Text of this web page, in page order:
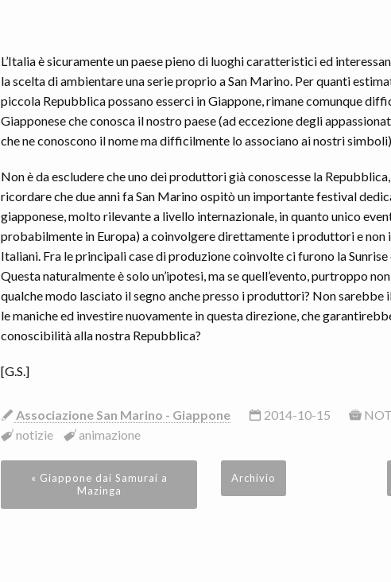
L’Italia è sicuramente un paese pieno di luoghi caratteristici ed
la scelta di ambientare una serie proprio a San Marino. Per quanti
piccola Repubblica possano esserci in Giappone, rimane comunque
Giapponese che conosca il nostro paese (ad eccezione degli
che ne conoscono il nome ma difficilmente lo associano ai nostri
Non è da escludere che uno dei produttori già conoscesse la
ricordare che due anni fa San Marino ospitò un importante festival
giapponese, molto rilevante a livello internazionale, in quanto unico
probabilmente in Europa) a coinvolgere direttamente i produttori e
Italiani. Fra le principali case di produzione coinvolte ci furono la
Questa naturalmente è solo un’ipotesi, ma se quell’evento, purtroppo
qualche modo lasciato il segno anche presso i produttori? Non sarebbe
le maniche ed investire nuovamente in questa direzione, che
conoscibilità alla nostra Repubblica?
[G.S.]
Associazione San Marino - Giappone 2014-10-15
notizie
animazione
« Giappone dai Samurai a
Mazinga
Archivio